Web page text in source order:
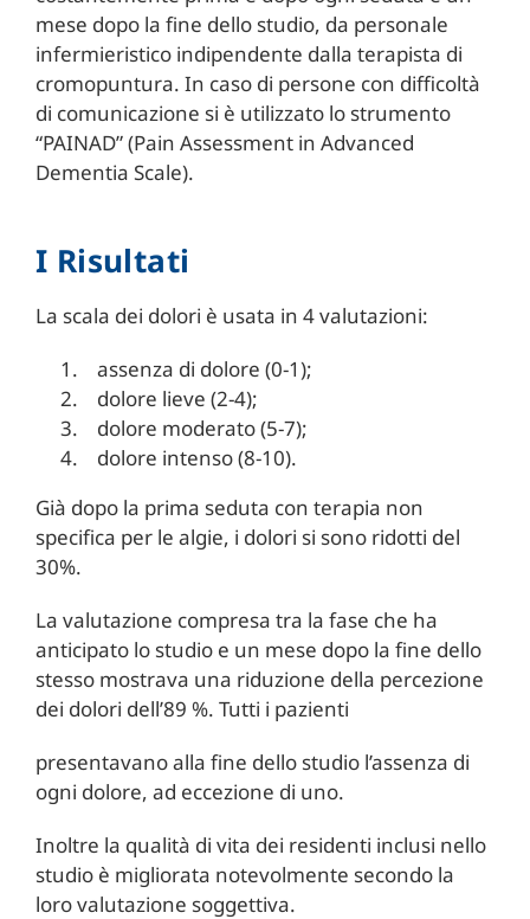
mese dopo la fine dello studio, da personale
infermieristico indipendente dalla terapista di
cromopuntura. In caso di persone con difficoltà
di comunicazione si è utilizzato lo strumento
“PAINAD” (Pain Assessment in Advanced
Dementia Scale).
I Risultati
La scala dei dolori è usata in 4 valutazioni:
assenza di dolore (0-1);
dolore lieve (2-4);
dolore moderato (5-7);
dolore intenso (8-10).
Già dopo la prima seduta con terapia non
specifica per le algie, i dolori si sono ridotti del
30%.
La valutazione compresa tra la fase che ha
anticipato lo studio e un mese dopo la fine dello
stesso mostrava una riduzione della percezione
dei dolori dell’89 %. Tutti i pazienti
presentavano alla fine dello studio l’assenza di
ogni dolore, ad eccezione di uno.
Inoltre la qualità di vita dei residenti inclusi nello
studio è migliorata notevolmente secondo la
loro valutazione soggettiva.